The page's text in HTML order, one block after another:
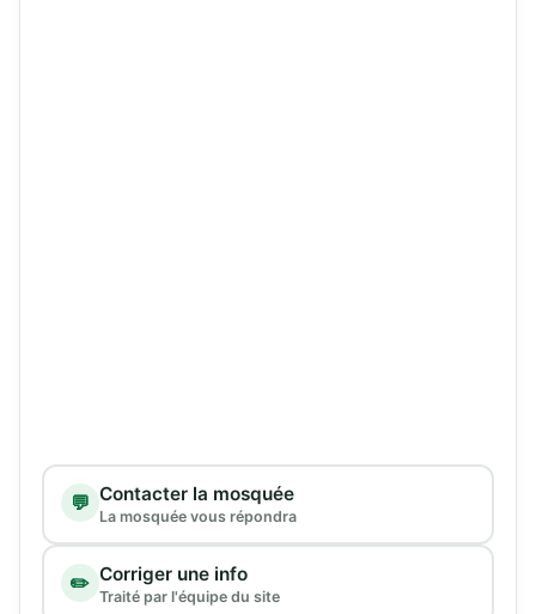
Type de demande
💬 Contacter la mosquée
La mosquée vous répondra
✏️ Corriger une info
Traité par l'équipe du site